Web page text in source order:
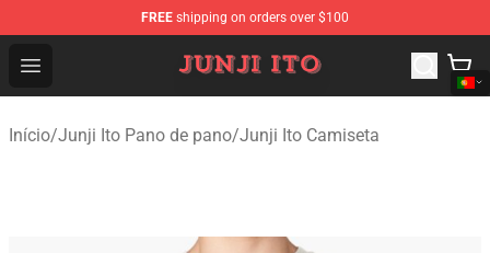
FREE shipping on orders over $100
Open menu
Junji Ito Store - Official Junji Ito Merchandise Shop
Início/Junji Ito Pano de pano/Junji Ito Camiseta